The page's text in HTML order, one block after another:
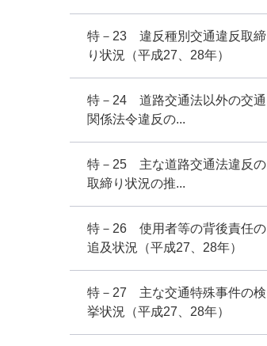
特－23 違反種別交通違反取締
り状況（平成27、28年）
特－24 道路交通法以外の交通
関係法令違反の...
特－25 主な道路交通法違反の
取締り状況の推...
特－26 使用者等の背後責任の
追及状況（平成27、28年）
特－27 主な交通特殊事件の検
挙状況（平成27、28年）